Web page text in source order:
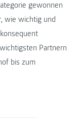
gewonnen
wie wichtig und
Partnern
bis zum